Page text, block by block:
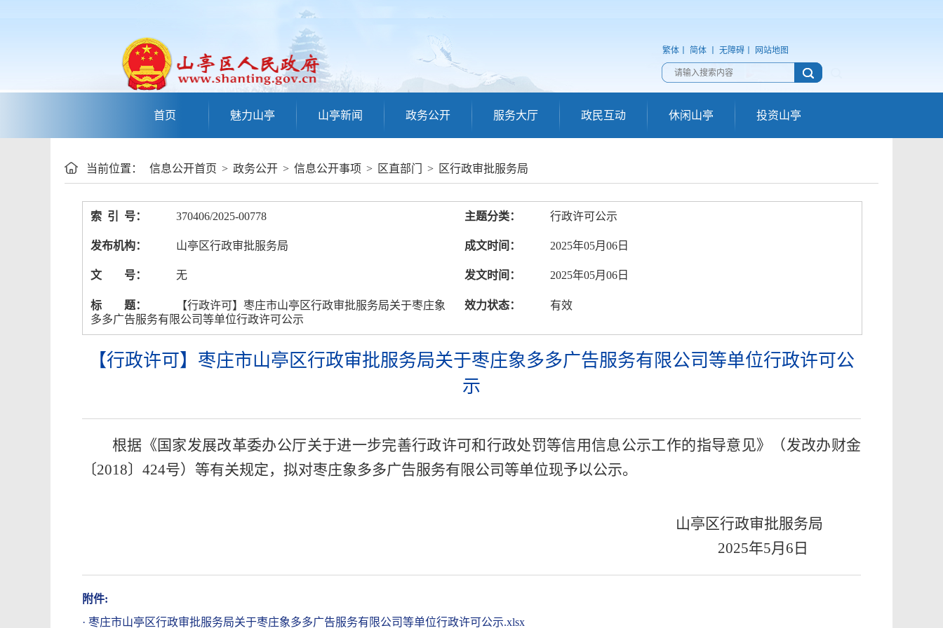
繁体 简体 无障碍 网站地图
首页 魅力山亭 山亭新闻 政务公开 服务大厅 政民互动 休闲山亭 投资山亭
当前位置： 信息公开首页 > 政务公开 > 信息公开事项 > 区直部门 > 区行政审批服务局
索 引 号： 370406/2025-00778 主题分类： 行政许可公示
发布机构： 山亭区行政审批服务局 成文时间： 2025年05月06日
文 号： 无 发文时间： 2025年05月06日
标 题：
【行政许可】枣庄市山亭区行政审批服务局关于枣庄象
多多广告服务有限公司等单位行政许可公示
效力状态： 有效
【行政许可】枣庄市山亭区行政审批服务局关于枣庄象多多广告服务有限公司等单位行政许可公
示
根据《国家发展改革委办公厅关于进一步完善行政许可和行政处罚等信用信息公示工作的指导意见》（发改办财金
〔2018〕424号）等有关规定，拟对枣庄象多多广告服务有限公司 等单位现予以公示。
山亭区行政审批服务局
2025年5月6 日
附件:
· 枣庄市山亭区行政审批服务局关于枣庄象多多广告服务有限公司等单位行政许可公示.xlsx